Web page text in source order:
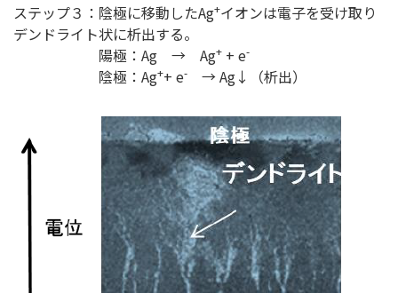
ステップ３：陰極に移動したAg+イオンは電子を受け取り
デンドライト状に析出する。
陽極：Ag → Ag+ + e-
陰極：Ag++ e- → Ag↓（析出）